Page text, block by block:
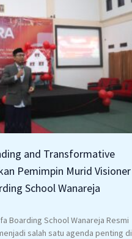
and Transformative
Pemimpin Murid Visioner
School Wanareja
Boarding School Wanareja Resmi
salah satu agenda penting di